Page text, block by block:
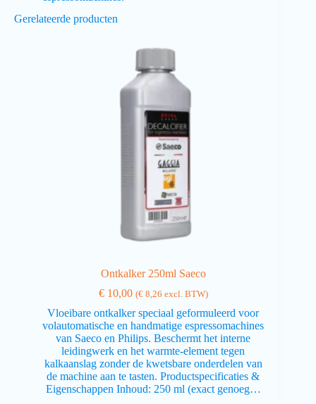
Gerelateerde producten
Ontkalker 250ml Saeco
€10,00 (€8,26 excl. BTW)
Vloeibare ontkalker speciaal geformuleerd voor
volautomatische en handmatige espressomachines
van Saeco en Philips. Beschermt het interne
leidingwerk en het warmte-element tegen
kalkaanslag zonder de kwetsbare onderdelen van
de machine aan te tasten. Productspecificaties &
Eigenschappen Inhoud: 250 ml (exact genoeg…